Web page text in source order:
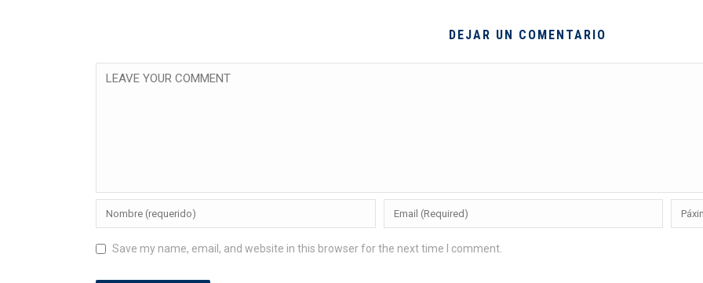
DEJAR UN COMENTARIO
Save my name, email, and website in this browser for the next time I comment.